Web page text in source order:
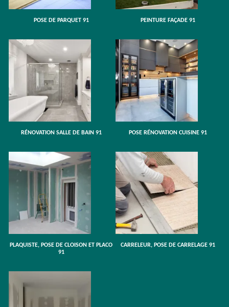
POSE DE PARQUET 91 PEINTURE FAÇADE 91
RÉNOVATION SALLE DE BAIN 91 POSE RÉNOVATION CUISINE 91
PLAQUISTE, POSE DE CLOISON ET PLACO
91
CARRELEUR, POSE DE CARRELAGE 91